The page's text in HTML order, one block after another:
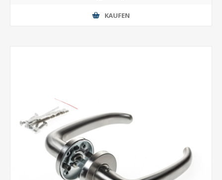
KAUFEN